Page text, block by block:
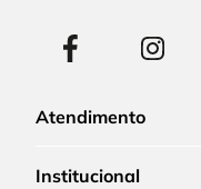
Atendimento
Institucional